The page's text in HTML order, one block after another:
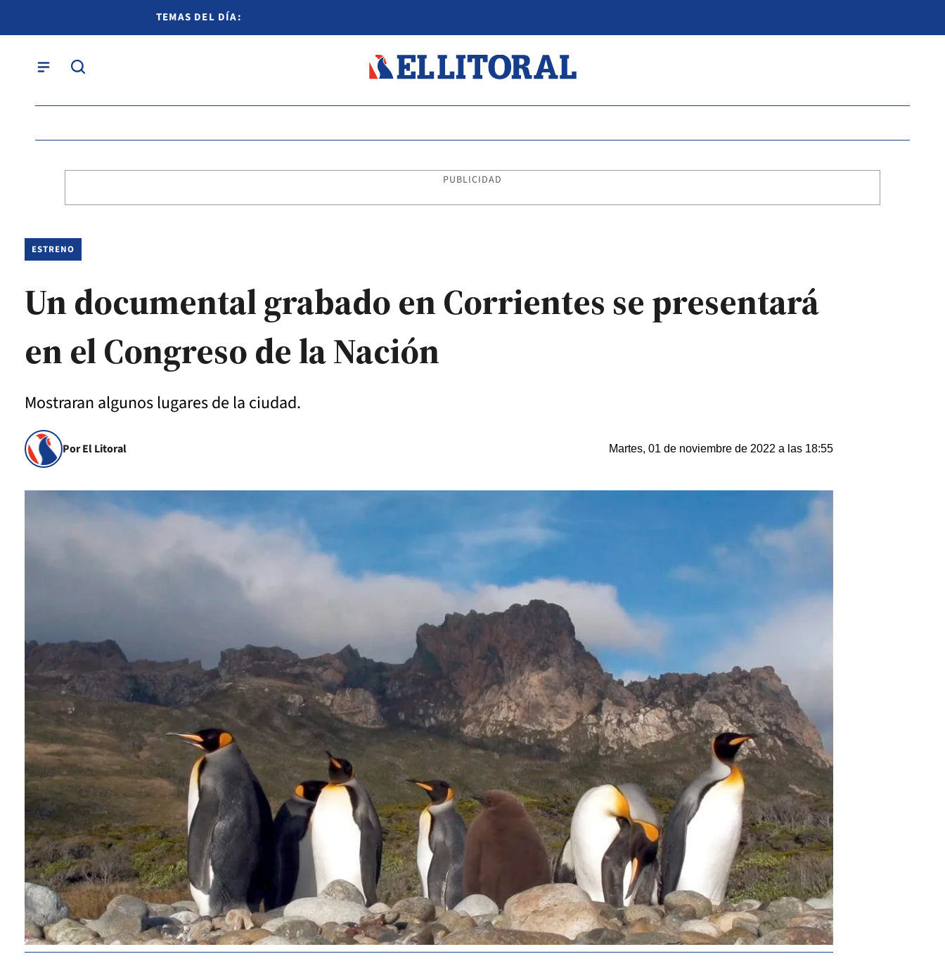
TEMAS DEL DÍA:
PUBLICIDAD
ESTRENO
Un documental grabado en Corrientes se presentará
en el Congreso de la Nación
Mostraran algunos lugares de la ciudad.
Por El Litoral Martes, 01 de noviembre de 2022 a las 18:55